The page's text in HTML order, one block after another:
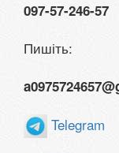
097-57-246-57
Пишіть:
Telegram